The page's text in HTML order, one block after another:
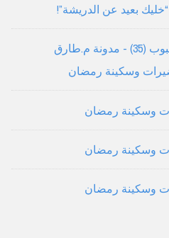
بعيد عن الدريشة”!
أنا لم أنساكم: إحياء جائزة المحبوب (35) - مدونة م.طارق
وسكينة رمضان
وسكينة رمضان
وسكينة رمضان
وسكينة رمضان